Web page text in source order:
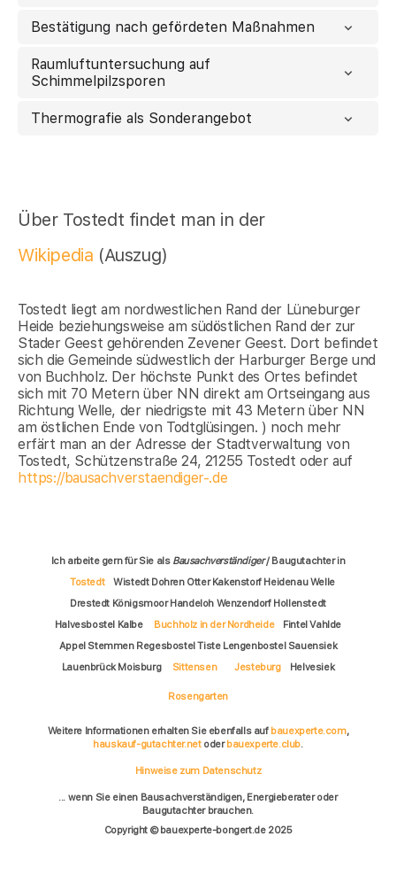
Bestätigung nach gefördeten Maßnahmen
Raumluftuntersuchung auf
Schimmelpilzsporen
Thermografie als Sonderangebot
Über Tostedt findet man in der
Wikipedia (Auszug)
Tostedt liegt am nordwestlichen Rand der Lüneburger
Heide beziehungsweise am südöstlichen Rand der zur
Stader Geest gehörenden Zevener Geest. Dort befindet
sich die Gemeinde südwestlich der Harburger Berge und
von Buchholz. Der höchste Punkt des Ortes befindet
sich mit 70 Metern über NN direkt am Ortseingang aus
Richtung Welle, der niedrigste mit 43 Metern über NN
am östlichen Ende von Todtglüsingen. ) noch mehr
erfärt man an der Adresse der Stadtverwaltung von
Tostedt, Schützenstraße 24, 21255 Tostedt oder auf
https://bausachverstaendiger-.de
Ich arbeite gern für Sie als Bausachverständiger/ Baugutachter in
Tostedt
Wistedt Dohren Otter Kakenstorf Heidenau Welle
Drestedt Königsmoor Handeloh Wenzendorf Hollenstedt
Halvesbostel Kalbe
Buchholz in der Nordheide
Fintel Vahlde
Appel Stemmen Regesbostel Tiste Lengenbostel Sauensiek
Lauenbrück Moisburg
Sittensen Jesteburg Helvesiek
Rosengarten
Weitere Informationen erhalten Sie ebenfalls auf bauexperte.com,
hauskauf-gutachter.netoderbauexperte.club.
Hinweise zum Datenschutz
... wenn Sie einen Bausachverständigen, Energieberater oder
Baugutachter brauchen.
Copyright © bauexperte-bongert.de 2025